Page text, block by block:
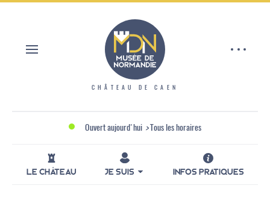
Aller
CHÂTEAU DE CAEN
Ouvert aujourd'hui > Tous les horaires
LE CHÂTEAU JE SUIS INFOS PRATIQUES
Panneau de gestion des cookies